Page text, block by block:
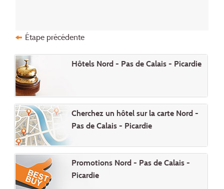
Étape précédente
Hôtels Nord - Pas de Calais - Picardie
Cherchez un hôtel sur la carte Nord -
Pas de Calais - Picardie
Promotions Nord - Pas de Calais -
Picardie